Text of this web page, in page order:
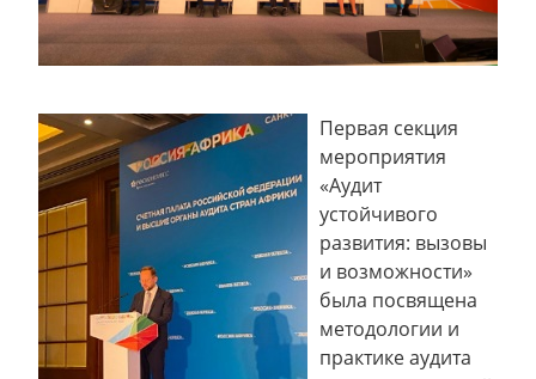
Первая секция
мероприятия
«Аудит
устойчивого
развития: вызовы
и возможности»
была посвящена
методологии и
практике аудита